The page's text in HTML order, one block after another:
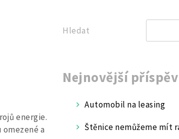
energie.
a
Hledat
Nejnovější
Automobil na leasing
Štěnice nemůžeme mít